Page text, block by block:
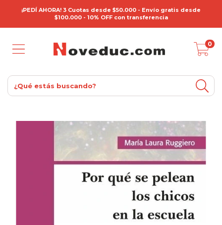
¡PEDÍ AHORA! 3 Cuotas desde $50.000 - Envío gratis desde
$100.000 - 10% OFF con transferencia
0